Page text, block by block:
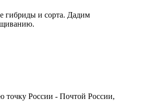
гибриды и сорта. Дадим
точку России - Почтой России,